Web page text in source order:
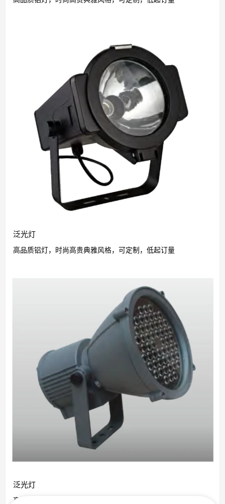
泛光灯
高品质铝灯，时尚高贵典雅风格，可定制，低起订量
泛光灯
高品质铝灯，时尚高贵典雅风格，可定制，低起订量